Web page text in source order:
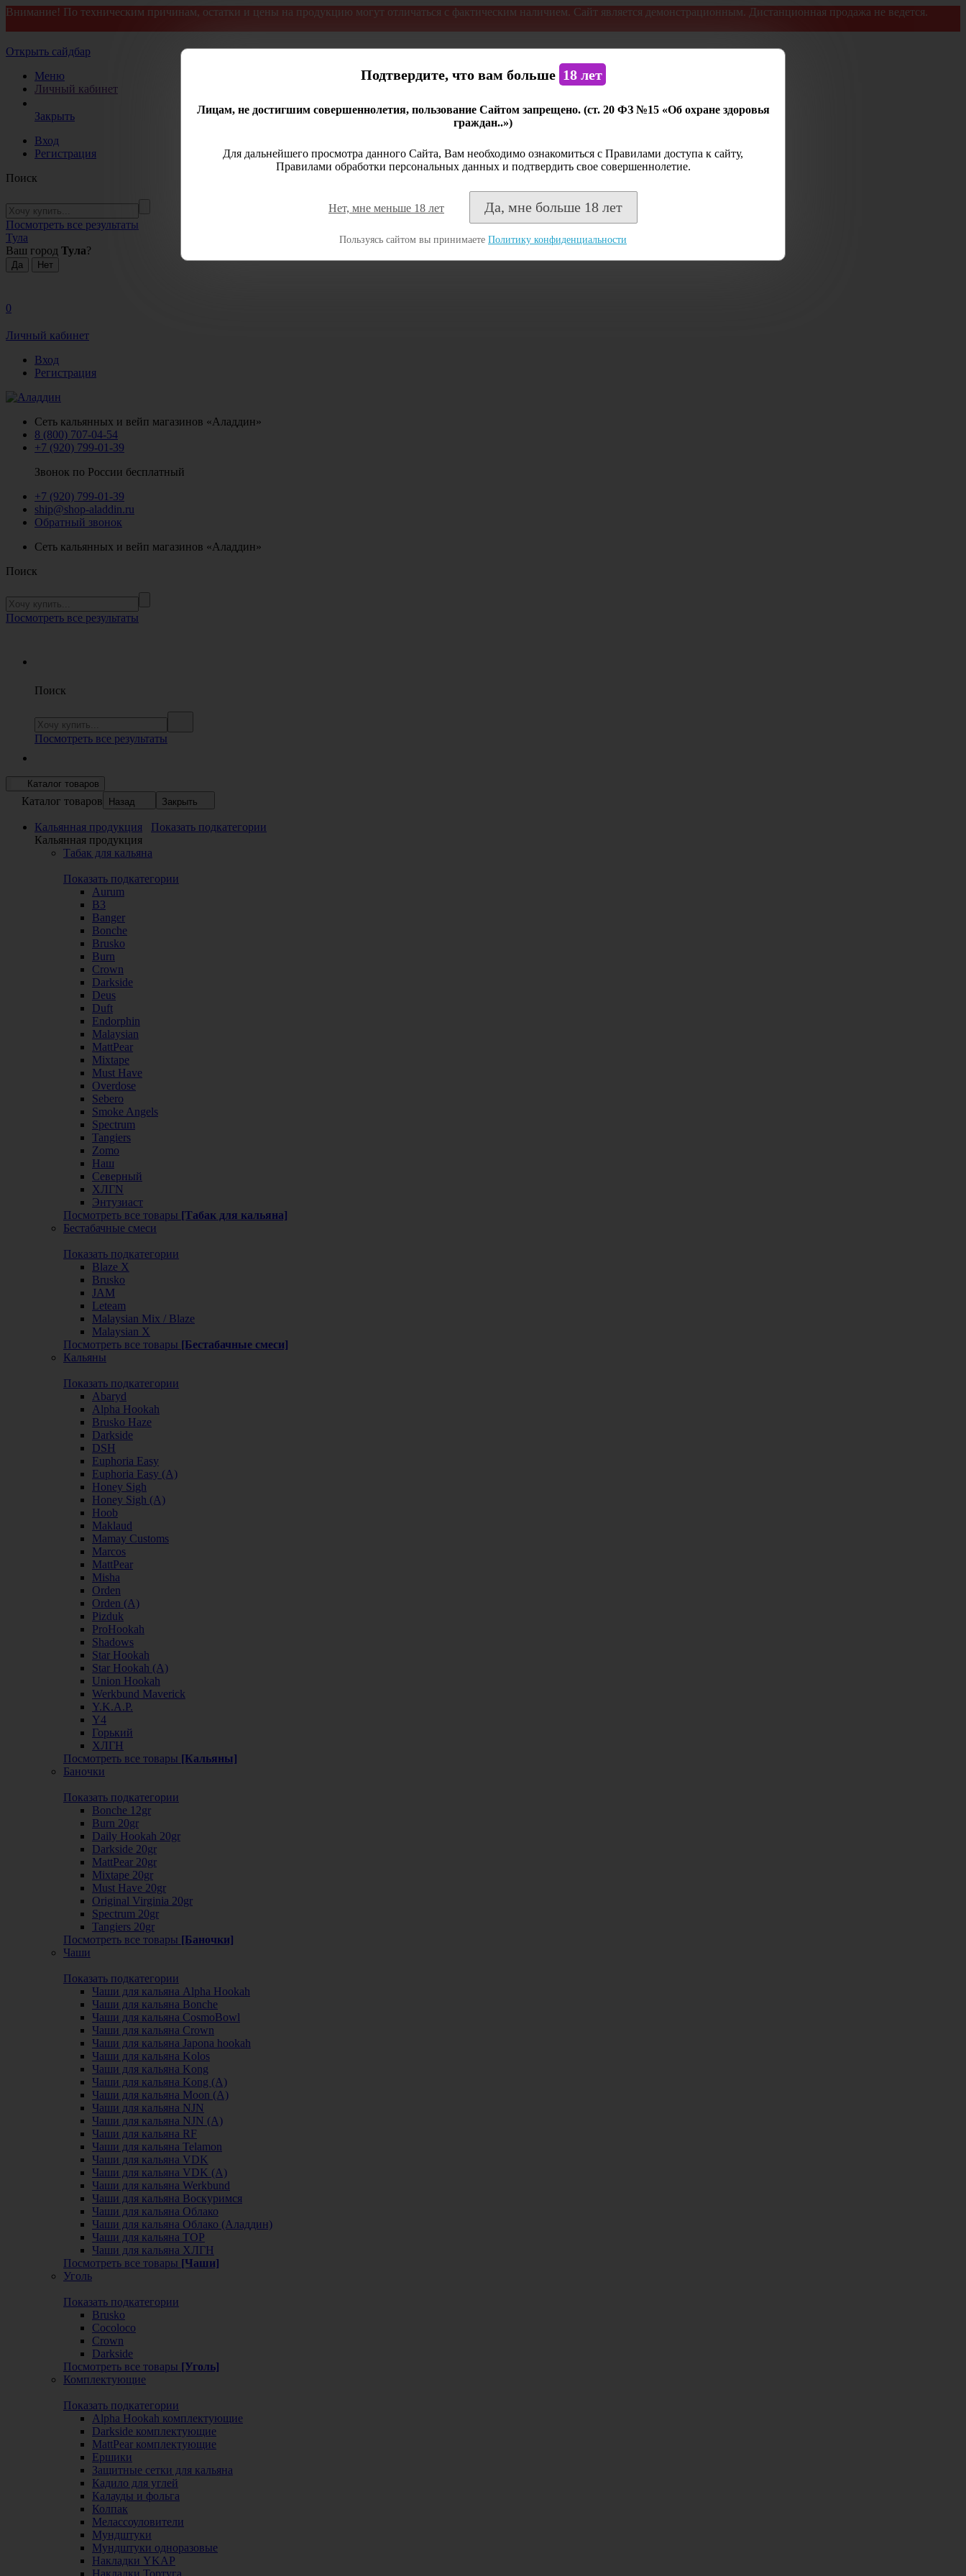
Внимание! По техническим причинам, остатки и цены на продукцию могут отличаться с фактическим наличием. Сайт является демонстрационным. Дистанционная продажа не ведется.
Открыть сайдбар
Меню
Личный кабинет
Закрыть
Вход
Регистрация
Поиск
Посмотреть все результаты
Тула
Ваш город Тула?
0
Личный кабинет
Вход
Регистрация
Сеть кальянных и вейп магазинов «Аладдин»
8 (800) 707-04-54
+7 (920) 799-01-39
Звонок по России бесплатный
+7 (920) 799-01-39
ship@shop-aladdin.ru
Обратный звонок
Сеть кальянных и вейп магазинов «Аладдин»
Поиск
Посмотреть все результаты
Поиск
Посмотреть все результаты
Каталог товаров
Каталог товаров Назад Закрыть
Кальянная продукция
Показать подкатегории
Кальянная продукция
Табак для кальяна
Показать подкатегории
Aurum
B3
Banger
Bonche
Brusko
Burn
Crown
Darkside
Deus
Duft
Endorphin
Malaysian
MattPear
Mixtape
Must Have
Overdose
Sebero
Smoke Angels
Spectrum
Tangiers
Zomo
Наш
Северный
ХЛГN
Энтузиаст
Посмотреть все товары [Табак для кальяна]
Бестабачные смеси
Показать подкатегории
Blaze X
Brusko
JAM
Leteam
Malaysian Mix / Blaze
Malaysian X
Посмотреть все товары [Бестабачные смеси]
Кальяны
Показать подкатегории
Abaryd
Alpha Hookah
Brusko Haze
Darkside
DSH
Euphoria Easy
Euphoria Easy (А)
Honey Sigh
Honey Sigh (А)
Hoob
Maklaud
Mamay Customs
Marcos
MattPear
Misha
Orden
Orden (А)
Pizduk
ProHookah
Shadows
Star Hookah
Star Hookah (А)
Union Hookah
Werkbund Maverick
Y.K.A.P.
Y4
Горький
ХЛГН
Посмотреть все товары [Кальяны]
Баночки
Показать подкатегории
Bonche 12gr
Burn 20gr
Daily Hookah 20gr
Darkside 20gr
MattPear 20gr
Mixtape 20gr
Must Have 20gr
Original Virginia 20gr
Spectrum 20gr
Tangiers 20gr
Посмотреть все товары [Баночки]
Чаши
Показать подкатегории
Чаши для кальяна Alpha Hookah
Чаши для кальяна Bonche
Чаши для кальяна CosmoBowl
Чаши для кальяна Crown
Чаши для кальяна Japona hookah
Чаши для кальяна Kolos
Чаши для кальяна Kong
Чаши для кальяна Kong (A)
Чаши для кальяна Moon (А)
Чаши для кальяна NJN
Чаши для кальяна NJN (А)
Чаши для кальяна RF
Чаши для кальяна Telamon
Чаши для кальяна VDK
Чаши для кальяна VDK (А)
Чаши для кальяна Werkbund
Чаши для кальяна Воскуримся
Чаши для кальяна Облако
Чаши для кальяна Облако (Аладдин)
Чаши для кальяна ТОР
Чаши для кальяна ХЛГН
Посмотреть все товары [Чаши]
Уголь
Показать подкатегории
Brusko
Cocoloco
Crown
Darkside
Посмотреть все товары [Уголь]
Комплектующие
Показать подкатегории
Alpha Hookah комплектующие
Darkside комплектующие
MattPear комплектующие
Ершики
Защитные сетки для кальяна
Кадило для углей
Калауды и фольга
Колпак
Мелассоуловители
Мундштуки
Мундштуки одноразовые
Накладки YKAP
Накладки Тортуга
Подтвердите, что вам больше 18 лет
Лицам, не достигшим совершеннолетия, пользование Сайтом запрещено. (ст. 20 ФЗ №15 «Об охране здоровья
граждан..»)
Для дальнейшего просмотра данного Сайта, Вам необходимо ознакомиться с Правилами доступа к сайту,
Правилами обработки персональных данных и подтвердить свое совершеннолетие.
Нет, мне меньше 18 лет Да, мне больше 18 лет
Пользуясь сайтом вы принимаете Политику конфиденциальности